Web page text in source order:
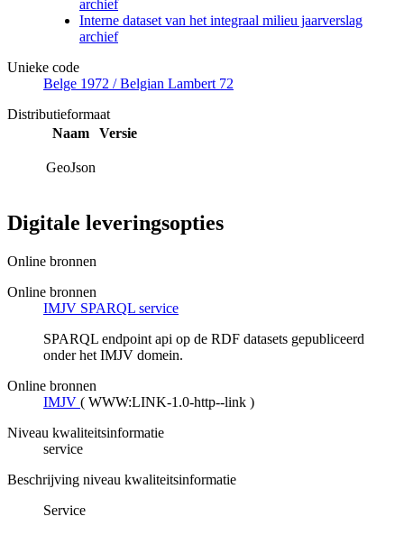
archief
Interne dataset van het integraal milieu jaarverslag
archief
Unieke code
Belge 1972 / Belgian Lambert 72
Distributieformaat
Naam
Versie
GeoJson
Digitale leveringsopties
Online bronnen
Online bronnen
IMJV SPARQL service
SPARQL endpoint api op de RDF datasets gepubliceerd
onder het IMJV domein.
Online bronnen
IMJV ( WWW:LINK-1.0-http--link )
Niveau kwaliteitsinformatie
service
Beschrijving niveau kwaliteitsinformatie
Service